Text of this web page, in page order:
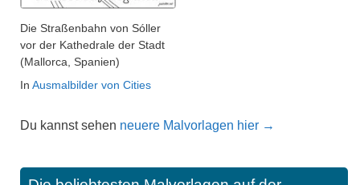
Die Straßenbahn von Sóller
vor der Kathedrale der Stadt
(Mallorca, Spanien)
In Ausmalbilder von Cities
Du kannst sehen neuere Malvorlagen hier →